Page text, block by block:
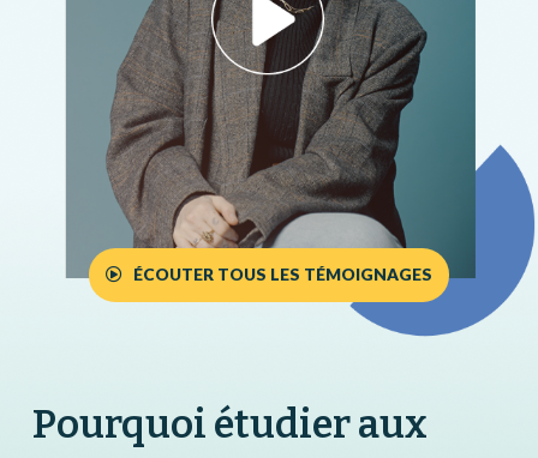
ÉCOUTER TOUS LES TÉMOIGNAGES
Pourquoi étudier aux